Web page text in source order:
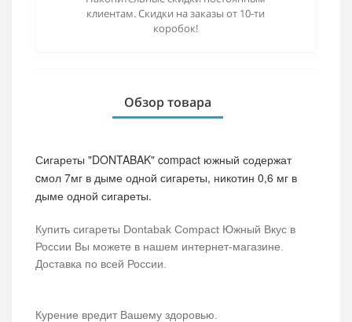
клиентам. Скидки на заказы от 10-ти
коробок!
Обзор товара
Сигареты "DONTABAK" compact южный содержат
cмол 7мг в дыме одной сигареты, никотин 0,6 мг в
дыме одной сигареты.
Купить сигареты Dontabak Compact Южный Вкус в
России Вы можете в нашем интернет-магазине.
Доставка по всей России.
Курение вредит Вашему здоровью.